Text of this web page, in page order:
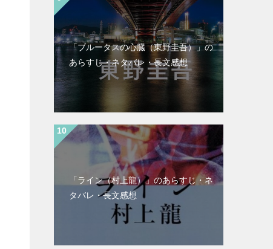
「ブルータスの心臓（東野圭吾）」の
あらすじ・ネタバレ・長文感想
「ライン（村上龍）」のあらすじ・ネ
タバレ・長文感想